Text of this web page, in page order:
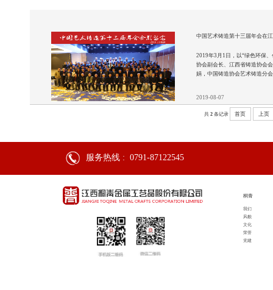
中国艺术铸造第十三届年会在
2019年3月1日，以“绿色环保
协会副会长、江西省铸造协会
娟，中国铸造协会艺术铸造分
2019-08-07
共 2条记录 首页 上页
服务热线 : 0791-87122545
桐青
我们
风貌
文化
荣誉
党建